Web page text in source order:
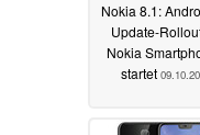
Nokia 8.1:
Update-
Nokia
startet